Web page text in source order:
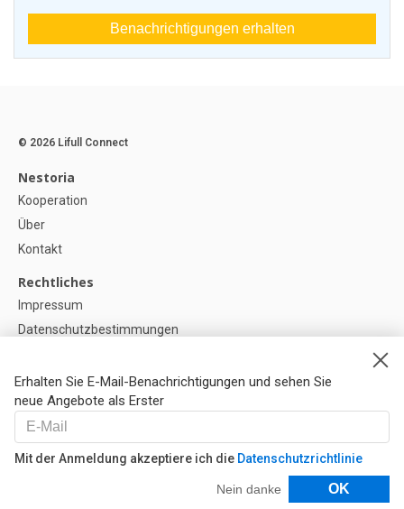
Benachrichtigungen erhalten
Erhalten Sie E-Mail-Benachrichtigungen und sehen Sie
neue Angebote als Erster
Mit der Anmeldung akzeptiere ich die Datenschutzrichtlinie
Nein danke OK
Filter
© 2026 Lifull Connect
Nestoria
Kooperation
Über
Kontakt
Rechtliches
Impressum
Datenschutzbestimmungen
Cookie-Einstellunge
Hilfe
FAQ
Unsere Partner